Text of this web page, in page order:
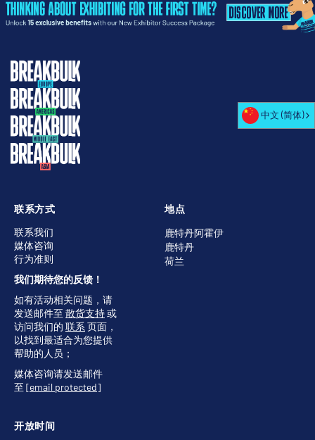
地点
鹿特丹阿霍伊
鹿特丹
荷兰
开放时间
联系方式
联系我们
媒体咨询
行为准则
我们期待您的反馈！
如有活动相关问题，请
发送邮件至 散货支持或
访问我们的 联系 页面，
以找到最适合为您提供
帮助的人员；
媒体咨询请发送邮件
至 [email protected]
中文 (简体)